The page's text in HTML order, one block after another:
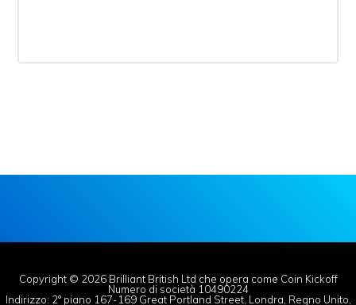
Copyright © 2026 Brilliant British Ltd che opera come Coin Kickoff
Numero di società 10490224
Indirizzo: 2° piano 167-169 Great Portland Street, Londra, Regno Unito,